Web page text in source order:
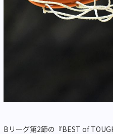
Bリーグ第2節の『BEST of